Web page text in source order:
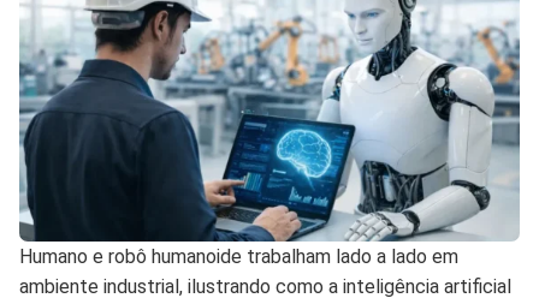
Humano e robô humanoide trabalham lado a lado em
ambiente industrial, ilustrando como a inteligência artificial